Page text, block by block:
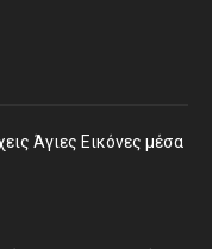
Άγιες Εικόνες μέσα